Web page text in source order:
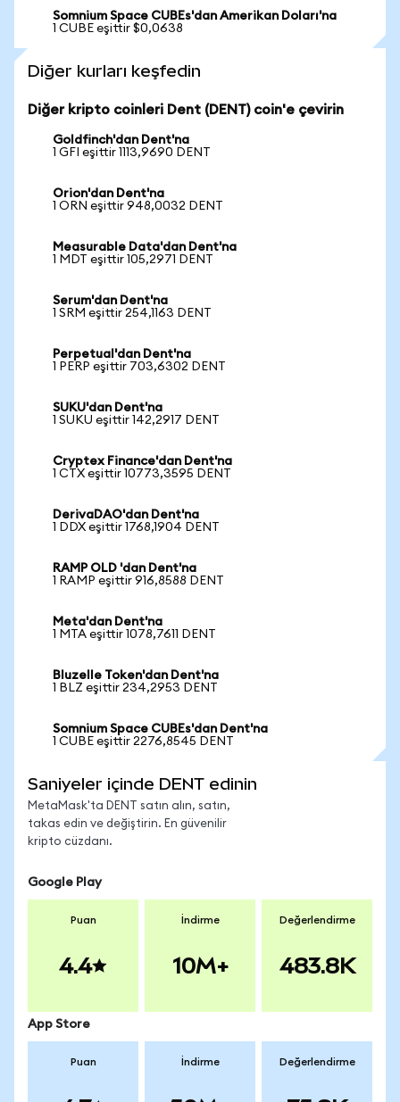
Somnium Space CUBEs'dan Amerikan Doları'na
1 CUBE eşittir $0,0638
Diğer kurları keşfedin
Diğer kripto coinleri Dent (DENT) coin'e çevirin
Goldfinch'dan Dent'na
1 GFI eşittir 1113,9690 DENT
Orion'dan Dent'na
1 ORN eşittir 948,0032 DENT
Measurable Data'dan Dent'na
1 MDT eşittir 105,2971 DENT
Serum'dan Dent'na
1 SRM eşittir 254,1163 DENT
Perpetual'dan Dent'na
1 PERP eşittir 703,6302 DENT
SUKU'dan Dent'na
1 SUKU eşittir 142,2917 DENT
Cryptex Finance'dan Dent'na
1 CTX eşittir 10773,3595 DENT
DerivaDAO'dan Dent'na
1 DDX eşittir 1768,1904 DENT
RAMP OLD 'dan Dent'na
1 RAMP eşittir 916,8588 DENT
Meta'dan Dent'na
1 MTA eşittir 1078,7611 DENT
Bluzelle Token'dan Dent'na
1 BLZ eşittir 234,2953 DENT
Somnium Space CUBEs'dan Dent'na
1 CUBE eşittir 2276,8545 DENT
Saniyeler içinde DENT edinin
MetaMask'ta DENT satın alın, satın,
takas edin ve değiştirin. En güvenilir
kripto cüzdanı.
Google Play
Puan
4.4
İndirme
10M+
Değerlendirme
483.8K
App Store
Puan İndirme Değerlendirme